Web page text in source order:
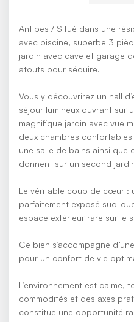
Antibes / Situé dans une
avec piscine, superbe 3
jardin avec cave et garage
atouts pour séduire.
Vous y découvrirez un hall
séjour lumineux ouvrant sur
magnifique jardin avec vue
deux chambres
une salle de bains ainsi que
donnent sur un second
Le véritable coup de cœur :
parfaitement exposé sud-
espace extérieur rare sur le
Ce bien s’accompagne
pour un confort de vie
L’environnement est calme,
commodités et des axes
constitue une opportunité